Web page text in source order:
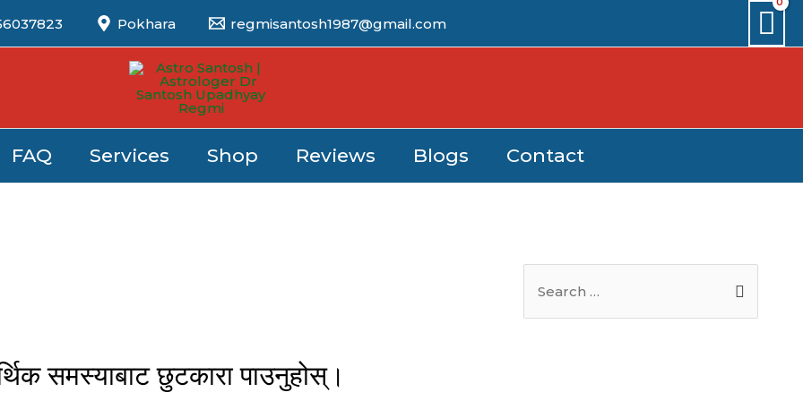
Pokhara regmisantosh1987@gmail.com
FAQ Services Shop Reviews Blogs Contact
समस्याबाट छुटकारा पाउनुहोस्।